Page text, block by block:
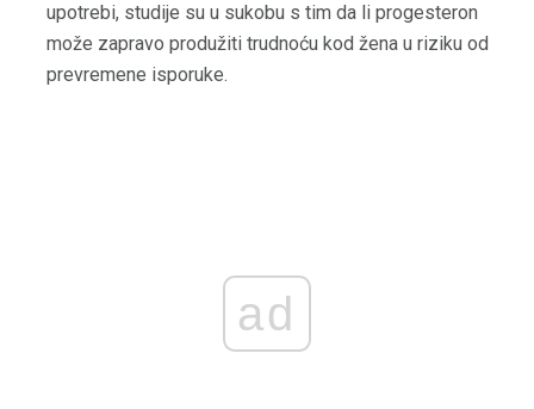
upotrebi, studije su u sukobu s tim da li progesteron
može zapravo produžiti trudnoću kod žena u riziku od
prevremene isporuke.
ad